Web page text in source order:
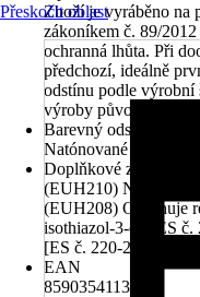
Zboží je vyráběno na
zákoníkem č. 89/
ochranná lhůta. Při
předchozí, ideálně
odstínu podle výrobní
výroby původní šarže.
Barevný odstín
Natónované v centru
Doplňkové znaky
(EUH210) Na
(EUH208) Obsahuje
isothiazol-3-on [ES
[ES č. 220-239-6]
EAN
8590354113546
Přeskočit oblast